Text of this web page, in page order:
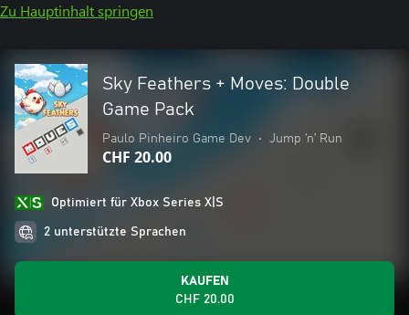
Zu Hauptinhalt springen
Sky Feathers + Moves: Double
Game Pack
Paulo Pinheiro Game Dev • Jump ’n’ Run
CHF 20.00
Optimiert für Xbox Series X|S
2 unterstützte Sprachen
KAUFEN
CHF 20.00